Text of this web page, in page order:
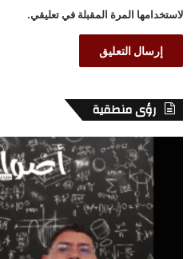
لاستخدامها المرة المقبلة في تعليقي.
رؤى منطقية